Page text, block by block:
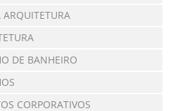
DE BANHEIRO
CORPORATIVOS